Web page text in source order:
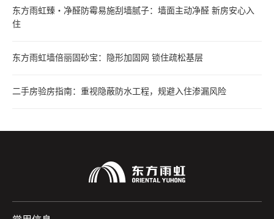
东方雨虹臻・净醛防霉易施刮墙腻子：墙面主动净醛 新房安心入
住
东方雨虹墙倍丽固砂宝：隐形加固网 锁住疏松基层
二手房验房指南：重视隐蔽防水工程，规避入住渗漏风险